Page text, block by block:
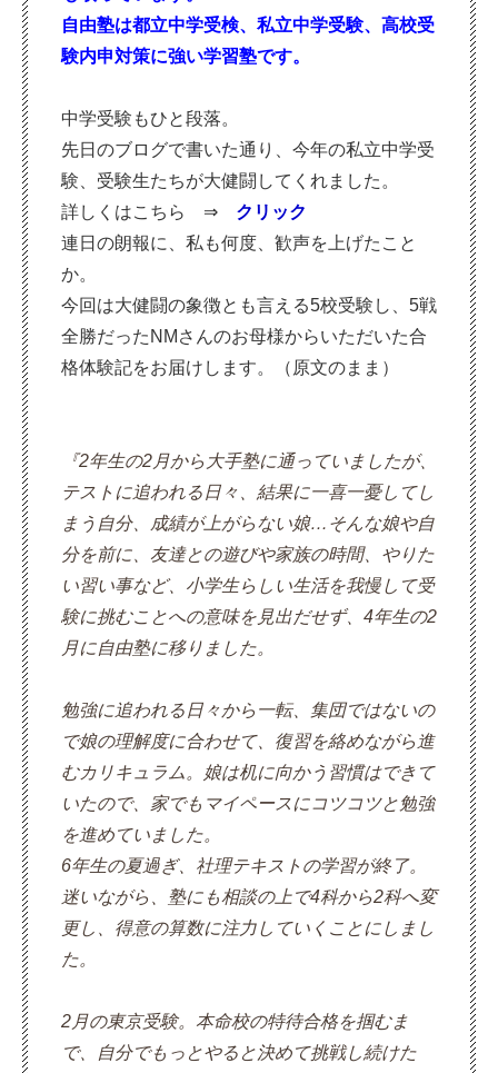
自由塾は都立中学受検、私立中学受験、高校受
験内申対策に強い学習塾です。
中学受験もひと段落。
先日のブログで書いた通り、今年の私立中学受
験、受験生たちが大健闘してくれました。
詳しくはこちら ⇒ クリック
連日の朗報に、私も何度、歓声を上げたこと
か。
今回は大健闘の象徴とも言える5校受験し、5戦
全勝だったNMさんのお母様からいただいた合
格体験記をお届けします。（原文のまま）
『2年生の2月から大手塾に通っていましたが、
テストに追われる日々、結果に一喜一憂してし
まう自分、成績が上がらない娘…そんな娘や自
分を前に、友達との遊びや家族の時間、やりた
い習い事など、小学生らしい生活を我慢して受
験に挑むことへの意味を見出だせず、4年生の2
月に自由塾に移りました。
勉強に追われる日々から一転、集団ではないの
で娘の理解度に合わせて、復習を絡めながら進
むカリキュラム。娘は机に向かう習慣はできて
いたので、家でもマイペースにコツコツと勉強
を進めていました。
6年生の夏過ぎ、社理テキストの学習が終了。
迷いながら、塾にも相談の上で4科から2科へ変
更し、得意の算数に注力していくことにしまし
た。
2月の東京受験。本命校の特待合格を掴むま
で、自分でもっとやると決めて挑戦し続けた